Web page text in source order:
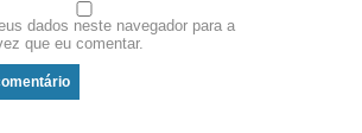
dados neste navegador para a
que eu comentar.